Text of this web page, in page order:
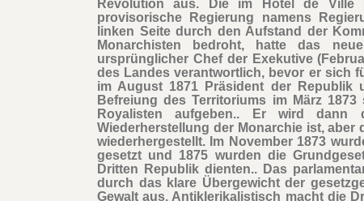
Revolution aus. Die im Hôtel de Ville
provisorische Regierung namens
linken Seite durch den Aufstand der
Monarchisten bedroht, hatte das
ursprünglicher Chef der Exekutive
des Landes verantwortlich, bevor er sich
im August 1871 Präsident der Republik
Befreiung des Territoriums im März
Royalisten aufgeben.. Er wird
Wiederherstellung der Monarchie ist,
wiederhergestellt. Im November 1873
gesetzt und 1875 wurden die
Dritten Republik dienten.. Das
durch das klare Übergewicht der
Gewalt aus. Antiklerikalistisch macht die